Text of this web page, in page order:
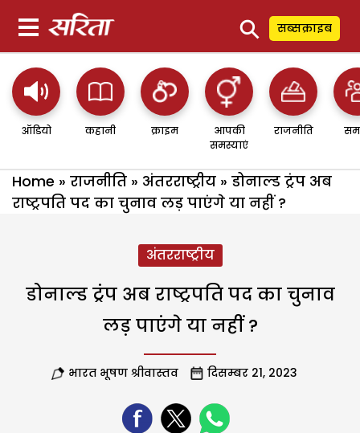
⚲ सब्सक्राइब
ऑडियो कहानी क्राइम
आपकी
समस्याएं
राजनीति
Home » राजनीति » अंतरराष्ट्रीय » डोनाल्ड ट्रंप अब
राष्ट्रपति पद का चुनाव लड़ पाएंगे या नहीं ?
अंतरराष्ट्रीय
डोनाल्ड ट्रंप अब राष्ट्रपति पद का चुनाव
लड़ पाएंगे या नहीं ?
भारत भूषण श्रीवास्तव दिसम्बर 21, 2023